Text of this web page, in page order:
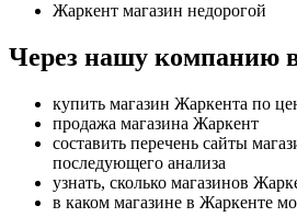
Жаркент магазин недорогой
Через нашу компанию
купить магазин Жаркента по
продажа магазина Жаркент
составить перечень сайты
последующего анализа
узнать, сколько магазинов
в каком магазине в Жаркенте